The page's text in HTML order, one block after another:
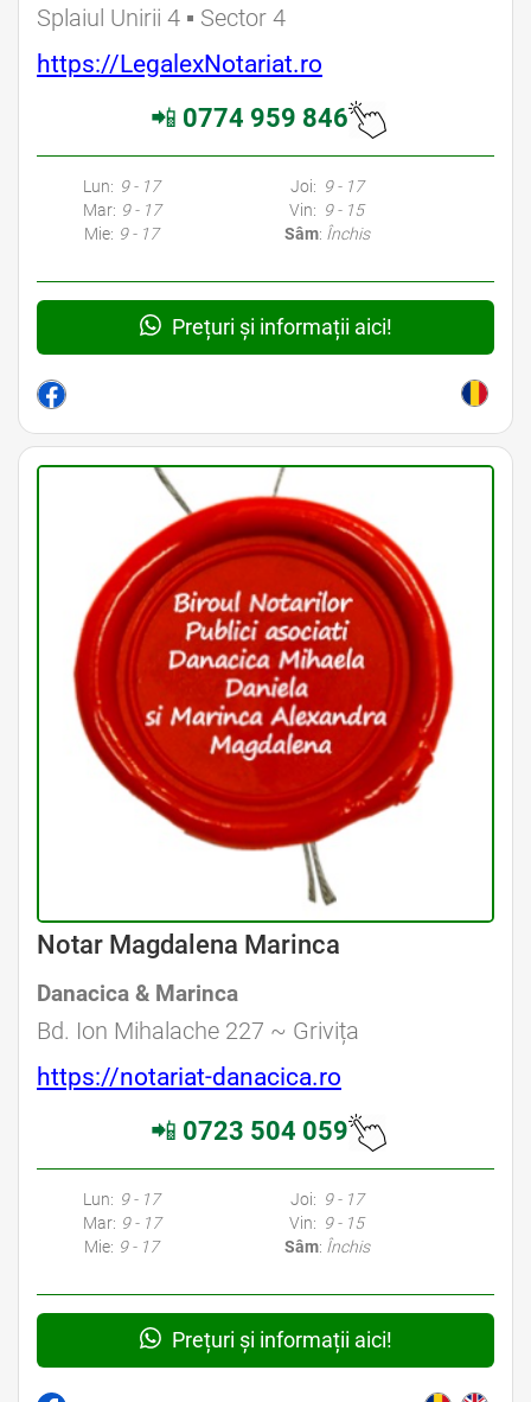
Splaiul Unirii 4 ▪︎ Sector 4
https://LegalexNotariat.ro
📲 0774 959 846
Avocati Bucuresti • Cabinete Avocatura Bucuresti • Avocati Specializati Bucuresti • Avocat Bun Bucuresti • Avocat Bucuresti • Bucuresti Avocat • Avocat
Lun: 9 - 17
Mar: 9 - 17
Mie: 9 - 17
Joi: 9 - 17
Vin: 9 - 15
Sâm: Închis
Prețuri și informații aici!
Avocat Specializat în Drept Civil • Avocat Specializat în Dreptul Familiei
Notar Magdalena Marinca
Danacica & Marinca
Bd. Ion Mihalache 227 ~ Grivița
https://notariat-danacica.ro
📲 0723 504 059
Avocati Bucuresti • Cabinete Avocatura Bucuresti • Avocati Specializati Bucuresti • Avocat Bun Bucuresti • Avocat Bucuresti • Bucuresti Avocat • Avocat
Lun: 9 - 17
Mar: 9 - 17
Mie: 9 - 17
Joi: 9 - 17
Vin: 9 - 15
Sâm: Închis
Prețuri și informații aici!